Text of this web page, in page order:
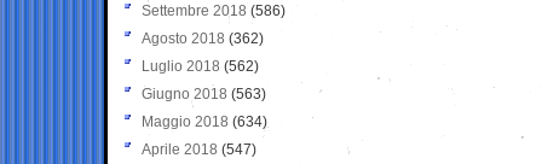
Settembre 2018 (586)
Agosto 2018 (362)
Luglio 2018 (562)
Giugno 2018 (563)
Maggio 2018 (634)
Aprile 2018 (547)